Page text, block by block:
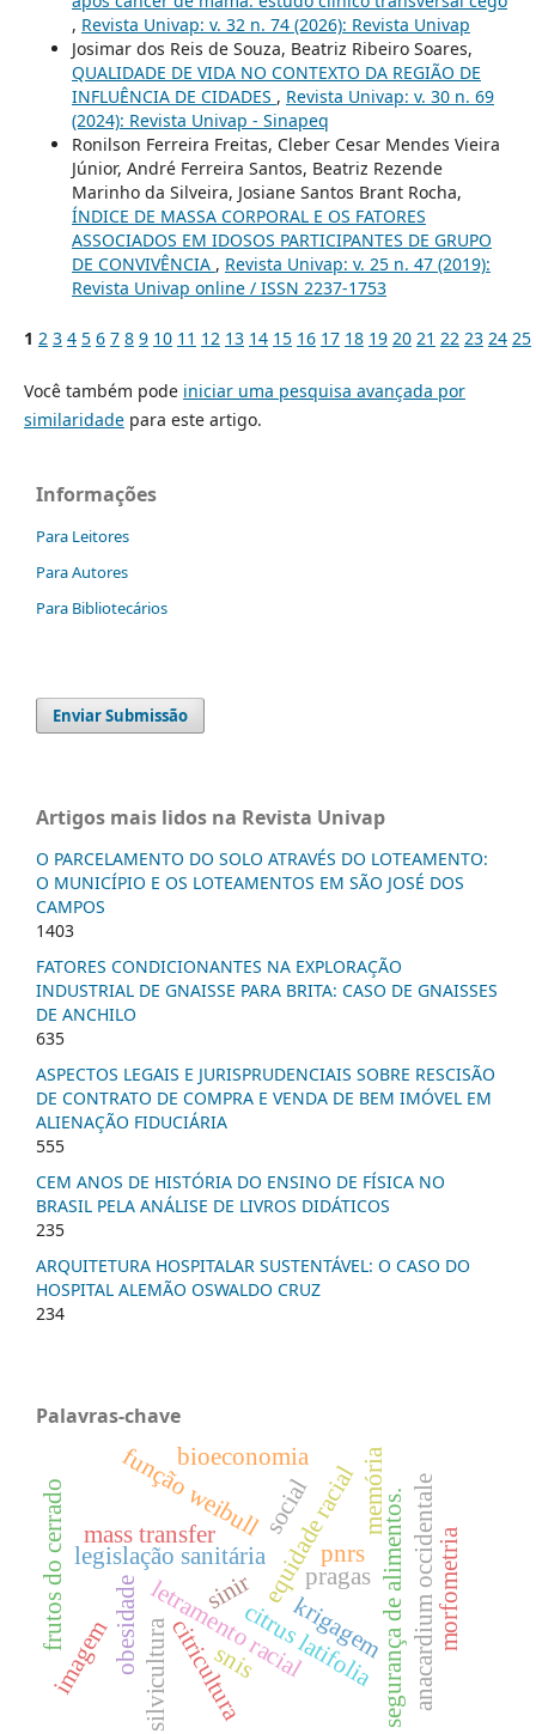
, Revista Univap: v. 32 n. 74 (2026): Revista Univap
Josimar dos Reis de Souza, Beatriz Ribeiro Soares,
QUALIDADE DE VIDA NO CONTEXTO DA REGIÃO DE
INFLUÊNCIA DE CIDADES , Revista Univap: v. 30 n. 69
(2024): Revista Univap - Sinapeq
Ronilson Ferreira Freitas, Cleber Cesar Mendes Vieira
Júnior, André Ferreira Santos, Beatriz Rezende
Marinho da Silveira, Josiane Santos Brant Rocha,
ÍNDICE DE MASSA CORPORAL E OS FATORES
ASSOCIADOS EM IDOSOS PARTICIPANTES DE GRUPO
DE CONVIVÊNCIA , Revista Univap: v. 25 n. 47 (2019):
Revista Univap online / ISSN 2237-1753
1 2 3 4 5 6 7 8 9 10 11 12 13 14 15 16 17 18 19 20 21 22 23 24 25
Você também pode iniciar uma pesquisa avançada por
similaridadepara este artigo.
Informações
Para Leitores
Para Autores
Para Bibliotecários
Enviar Submissão
Artigos mais lidos na Revista Univap
O PARCELAMENTO DO SOLO ATRAVÉS DO LOTEAMENTO:
O MUNICÍPIO E OS LOTEAMENTOS EM SÃO JOSÉ DOS
CAMPOS
1403
FATORES CONDICIONANTES NA EXPLORAÇÃO
INDUSTRIAL DE GNAISSE PARA BRITA: CASO DE GNAISSES
DE ANCHILO
635
ASPECTOS LEGAIS E JURISPRUDENCIAIS SOBRE RESCISÃO
DE CONTRATO DE COMPRA E VENDA DE BEM IMÓVEL EM
ALIENAÇÃO FIDUCIÁRIA
555
CEM ANOS DE HISTÓRIA DO ENSINO DE FÍSICA NO
BRASIL PELA ANÁLISE DE LIVROS DIDÁTICOS
235
ARQUITETURA HOSPITALAR SUSTENTÁVEL: O CASO DO
HOSPITAL ALEMÃO OSWALDO CRUZ
234
Palavras-chave
equidade racial
letramento racial segurança de alimentos.
legislação sanitária
citrus latifolia
citricultura anacardium occidentale
pragas morfometria
função weibull
silvicultura
obesidade krigagem
mass transfer
bioeconomia
frutos do cerrado pnrs
snis
sinir
memória
imagem
social